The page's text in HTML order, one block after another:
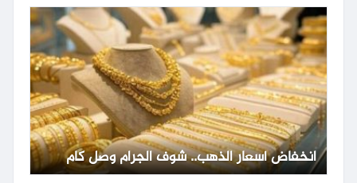
انخفاض أسعار الذهب.. شوف الجرام وصل كام